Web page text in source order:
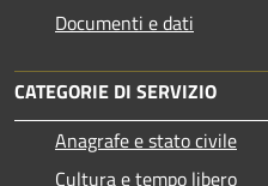
Documenti e dati
CATEGORIE DI SERVIZIO
Anagrafe e stato civile
Cultura e tempo libero